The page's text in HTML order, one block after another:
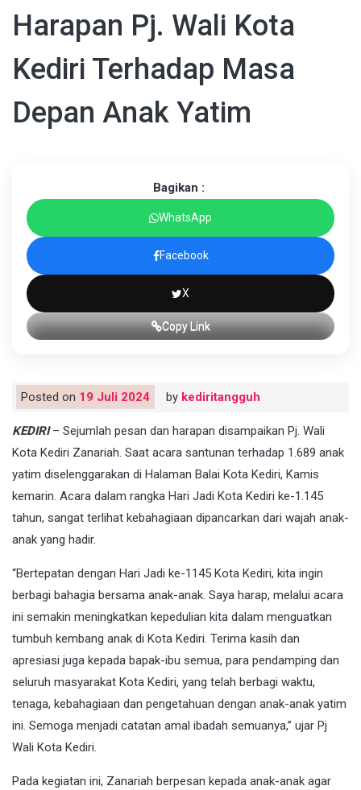
Harapan Pj. Wali Kota
Kediri Terhadap Masa
Depan Anak Yatim
Bagikan :
WhatsApp
Facebook
X
Copy Link
Posted on 19 Juli 2024 by kediritangguh
KEDIRI– Sejumlah pesan dan harapan disampaikan Pj. Wali
Kota Kediri Zanariah. Saat acara santunan terhadap 1.689 anak
yatim diselenggarakan di Halaman Balai Kota Kediri, Kamis
kemarin. Acara dalam rangka Hari Jadi Kota Kediri ke-1.145
tahun, sangat terlihat kebahagiaan dipancarkan dari wajah anak-
anak yang hadir.
“Bertepatan dengan Hari Jadi ke-1145 Kota Kediri, kita ingin
berbagi bahagia bersama anak-anak. Saya harap, melalui acara
ini semakin meningkatkan kepedulian kita dalam menguatkan
tumbuh kembang anak di Kota Kediri. Terima kasih dan
apresiasi juga kepada bapak-ibu semua, para pendamping dan
seluruh masyarakat Kota Kediri, yang telah berbagi waktu,
tenaga, kebahagiaan dan pengetahuan dengan anak-anak yatim
ini. Semoga menjadi catatan amal ibadah semuanya,” ujar Pj
Wali Kota Kediri.
Pada kegiatan ini, Zanariah berpesan kepada anak-anak agar